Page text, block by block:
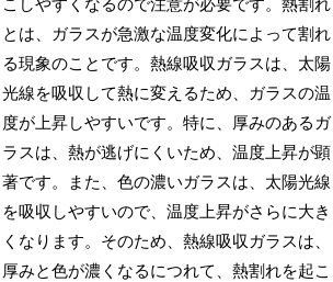
こしやすくなるので注意が必要です。熱割れ
とは、ガラスが急激な温度変化によって割れ
る現象のことです。熱線吸収ガラスは、太陽
光線を吸収して熱に変えるため、ガラスの温
度が上昇しやすいです。特に、厚みのあるガ
ラスは、熱が逃げにくいため、温度上昇が顕
著です。また、色の濃いガラスは、太陽光線
を吸収しやすいので、温度上昇がさらに大き
くなります。そのため、熱線吸収ガラスは、
厚みと色が濃くなるにつれて、熱割れを起こ